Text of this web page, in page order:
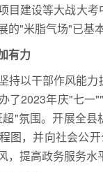
目建设等大战大
"米脂气场"已基
有力
以干部作风能力
了2023年庆"七
"氛围。开展全
图，并向社会公
，提高政务服务